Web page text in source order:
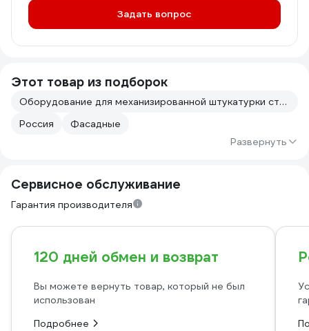
Задать вопрос
Этот товар из подборок
Оборудование для механизированной штукатурки стен
Россия
Фасадные
Развернуть
Сервисное обслуживание
Гарантия производителя
120 дней обмен и возврат
Вы можете вернуть товар, который не был
использован
Подробнее